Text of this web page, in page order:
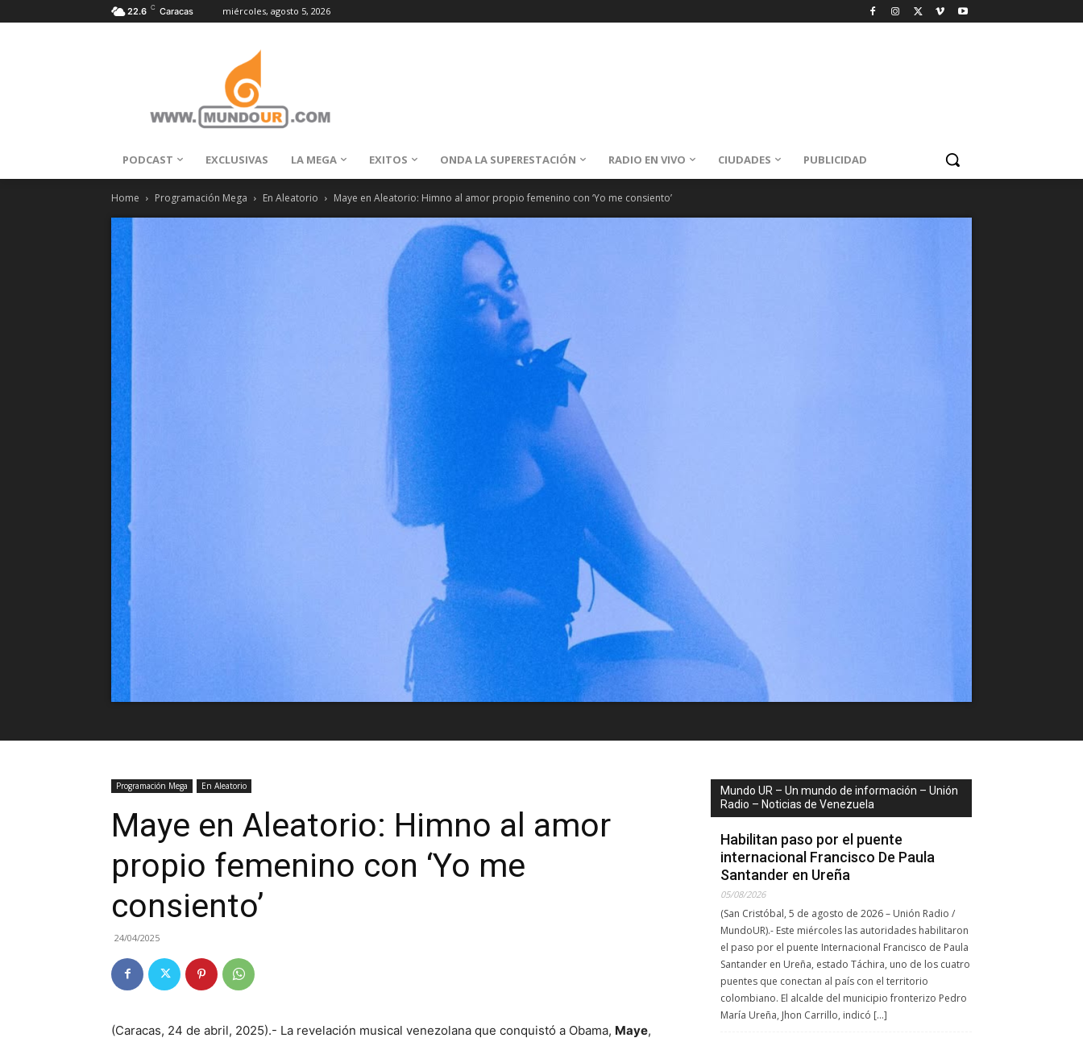
22.6 C Caracas miércoles, agosto 5, 2026
PODCAST EXCLUSIVAS LA MEGA EXITOS ONDA LA SUPERESTACIÓN RADIO EN VIVO CIUDADES PUBLICIDAD
Home Programación Mega En Aleatorio Maye en Aleatorio: Himno al amor propio femenino con ‘Yo me consiento’
Programación Mega En Aleatorio
Maye en Aleatorio: Himno al amor
propio femenino con ‘Yo me
consiento’
24/04/2025
(Caracas, 24 de abril, 2025).- La revelación musical venezolana que conquistó a Obama, Maye,
Mundo UR – Un mundo de información – Unión
Radio – Noticias de Venezuela
Habilitan paso por el puente
internacional Francisco De Paula
Santander en Ureña
05/08/2026
(San Cristóbal, 5 de agosto de 2026 – Unión Radio /
MundoUR).- Este miércoles las autoridades habilitaron
el paso por el puente Internacional Francisco de Paula
Santander en Ureña, estado Táchira, uno de los cuatro
puentes que conectan al país con el territorio
colombiano. El alcalde del municipio fronterizo Pedro
María Ureña, Jhon Carrillo, indicó […]